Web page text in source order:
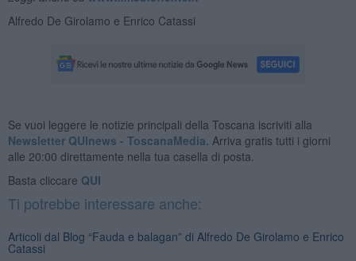
Alfredo De Girolamo e Enrico Catassi
Se vuoi leggere le notizie principali della Toscana iscriviti alla
Newsletter QUInews - ToscanaMedia. Arriva gratis tutti i giorni
alle 20:00 direttamente nella tua casella di posta.
Basta cliccare QUI
Ti potrebbe interessare anche:
Articoli dal Blog “Fauda e balagan” di Alfredo De Girolamo e Enrico
Catassi